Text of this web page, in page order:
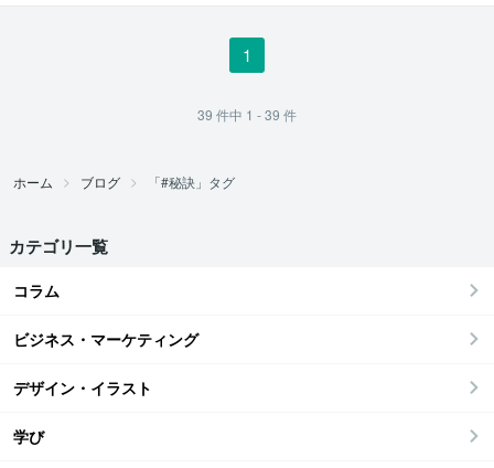
1
39 件中 1 - 39 件
ホーム ブログ 「#秘訣」タグ
カテゴリ一覧
コラム
ビジネス・マーケティング
デザイン・イラスト
学び